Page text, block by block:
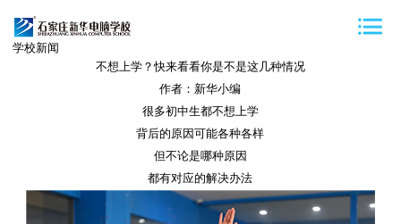
学校新闻
不想上学？快来看看你是不是这几种情况
作者：新华小编
很多初中生都不想上学
背后的原因可能各种各样
但不论是哪种原因
都有对应的解决办法